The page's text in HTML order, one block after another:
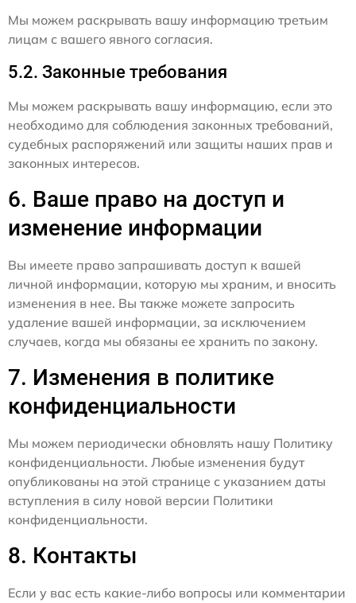
Мы можем раскрывать вашу информацию третьим
лицам с вашего явного согласия.
5.2. Законные требования
Мы можем раскрывать вашу информацию, если это
необходимо для соблюдения законных требований,
судебных распоряжений или защиты наших прав и
законных интересов.
6. Ваше право на доступ и
изменение информации
Вы имеете право запрашивать доступ к вашей
личной информации, которую мы храним, и вносить
изменения в нее. Вы также можете запросить
удаление вашей информации, за исключением
случаев, когда мы обязаны ее хранить по закону.
7. Изменения в политике
конфиденциальности
Мы можем периодически обновлять нашу Политику
конфиденциальности. Любые изменения будут
опубликованы на этой странице с указанием даты
вступления в силу новой версии Политики
конфиденциальности.
8. Контакты
Если у вас есть какие-либо вопросы или комментарии